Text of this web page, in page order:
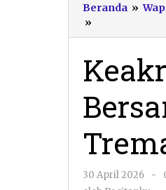
Beranda »
»
Wapres
Berfoto
Bersama
Tim
Inovasi
Pondok
Tremas
30 April 2026 -